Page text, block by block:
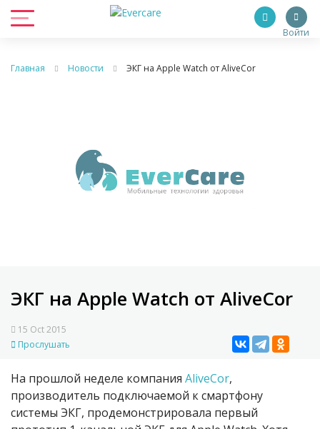
Войти
Главная Новости ЭКГ на Apple Watch от AliveCor
ЭКГ на Apple Watch от AliveCor
15 Oct 2015
Прослушать
На прошлой неделе компания AliveCor,
производитель подключаемой к смартфону
системы ЭКГ, продемонстрировала первый